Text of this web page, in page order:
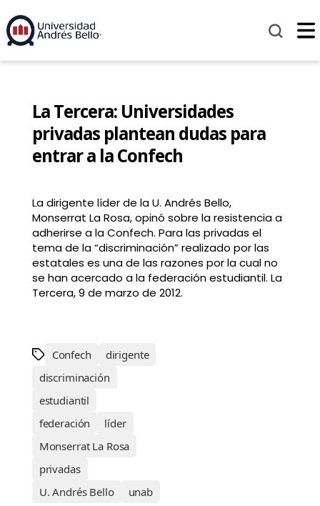
La Tercera: Universidades
privadas plantean dudas para
entrar a la Confech
La dirigente líder de la U. Andrés Bello,
Monserrat La Rosa, opinó sobre la resistencia a
adherirse a la Confech. Para las privadas el
tema de la “discriminación” realizado por las
estatales es una de las razones por la cual no
se han acercado a la federación estudiantil. La
Tercera, 9 de marzo de 2012.
Confech
dirigente
discriminación
estudiantil
federación
líder
Monserrat La Rosa
privadas
U. Andrés Bello
unab